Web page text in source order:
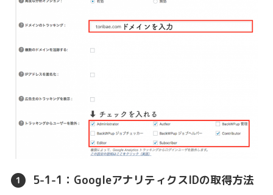
5-1-1：GoogleアナリティクスIDの取得方法